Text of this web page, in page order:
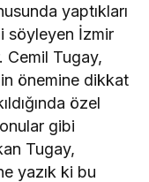
yaptıkları
söyleyen İzmir
Cemil Tugay,
önemine dikkat
özel
gibi
Tugay,
yazık ki bu